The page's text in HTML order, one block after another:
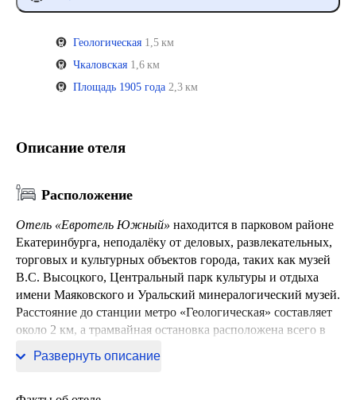
Геологическая 1,5 км
Чкаловская 1,6 км
Площадь 1905 года 2,3 км
Описание отеля
Расположение
Отель «Евротель Южный» находится в парковом районе
Екатеринбурга, неподалёку от деловых, развлекательных,
торговых и культурных объектов города, таких как музей
В.С. Высоцкого, Центральный парк культуры и отдыха
имени Маяковского и Уральский минералогический музей.
Расстояние до станции метро «Геологическая» составляет
около 2 км, а трамвайная остановка расположена всего в
Развернуть описание